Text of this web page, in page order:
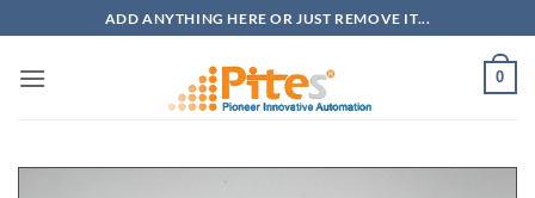
qua
nội
ADD ANYTHING HERE OR JUST REMOVE IT...
0